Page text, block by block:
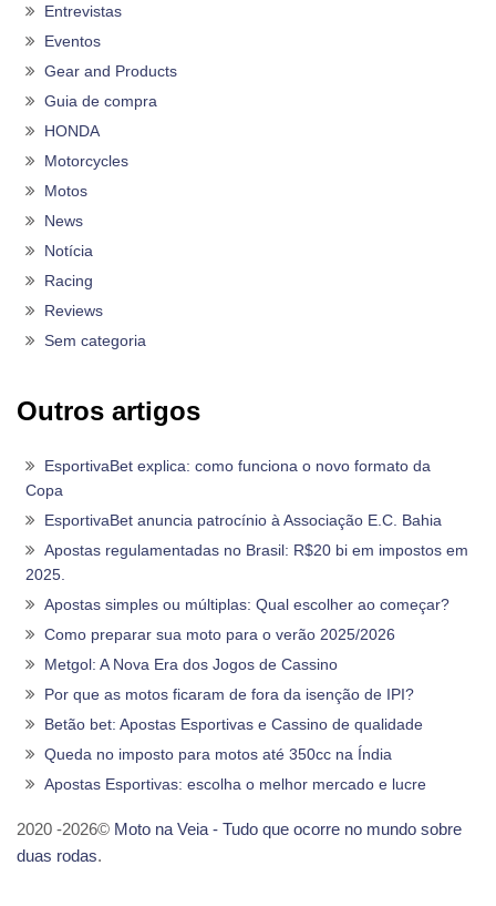
Entrevistas
Eventos
Gear and Products
Guia de compra
HONDA
Motorcycles
Motos
News
Notícia
Racing
Reviews
Sem categoria
Outros artigos
EsportivaBet explica: como funciona o novo formato da
Copa
EsportivaBet anuncia patrocínio à Associação E.C. Bahia
Apostas regulamentadas no Brasil: R$20 bi em impostos em
2025.
Apostas simples ou múltiplas: Qual escolher ao começar?
Como preparar sua moto para o verão 2025/2026
Metgol: A Nova Era dos Jogos de Cassino
Por que as motos ficaram de fora da isenção de IPI?
Betão bet: Apostas Esportivas e Cassino de qualidade
Queda no imposto para motos até 350cc na Índia
Apostas Esportivas: escolha o melhor mercado e lucre
2020 -2026© Moto na Veia - Tudo que ocorre no mundo sobre
duas rodas.